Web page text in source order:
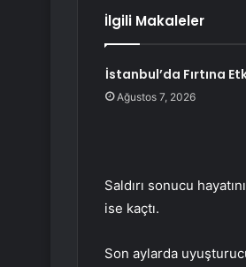
İlgili Makaleler
İstanbul’da Fırtına
Ağustos 7, 2026
Saldırı sonucu
ise kaçtı.
Son aylarda